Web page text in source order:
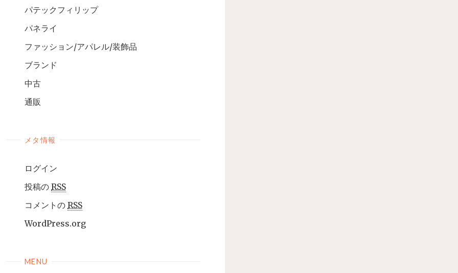
パテックフィリップ
パネライ
ファッション/アパレル/装飾品
ブランド
中古
通販
メタ情報
ログイン
投稿の RSS
コメントの RSS
WordPress.org
MENU